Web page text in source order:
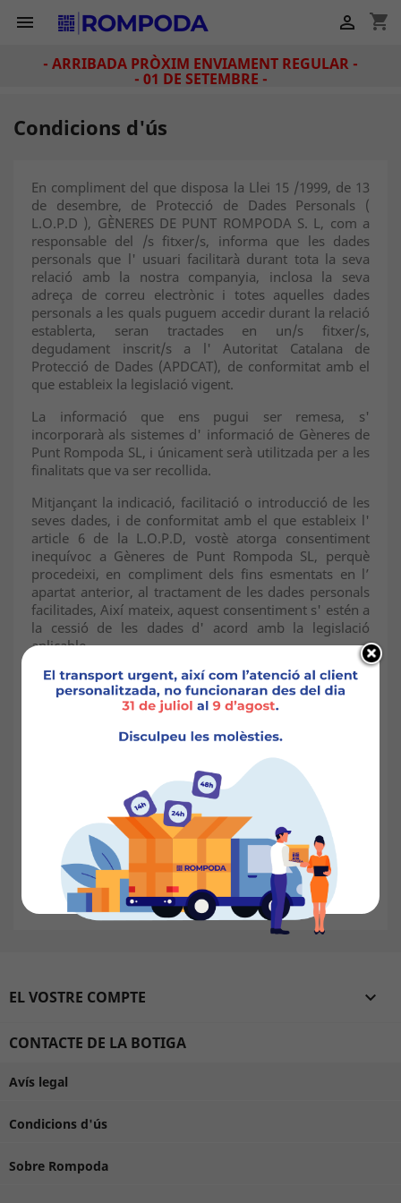
 shopping_cart

- ARRIBADA PRÒXIM ENVIAMENT REGULAR -
- 01 DE SETEMBRE -
Condicions d'ús
En compliment del que disposa la Llei 15 /1999, de 13
de desembre, de Protecció de Dades Personals (
L.O.P.D ), GÈNERES DE PUNT ROMPODA S. L, com a
responsable del /s fitxer/s, informa que les dades
personals que l' usuari facilitarà durant tota la seva
relació amb la nostra companyia, inclosa la seva
adreça de correu electrònic i totes aquelles dades
personals a les quals puguem accedir durant la relació
establerta, seran tractades en un/s fitxer/s,
degudament inscrit/s a l' Autoritat Catalana de
Protecció de Dades (APDCAT), de conformitat amb el
que estableix la legislació vigent.
La informació que ens pugui ser remesa, s'
incorporarà als sistemes d' informació de Gèneres de
Punt Rompoda SL, i únicament serà utilitzada per a les
finalitats que va ser recollida.
Mitjançant la indicació, facilitació o introducció de les
seves dades, i de conformitat amb el que estableix l'
article 6 de la L.O.P.D, vostè atorga consentiment
inequívoc a Gèneres de Punt Rompoda SL, perquè
procedeixi, en compliment dels fins esmentats en l’
apartat anterior, al tractament de les dades personals
facilitades, Així mateix, aquest consentiment s' estén a
la cessió de les dades d' acord amb la legislació
aplicable.
L' accés a les seves dades personals serà efectuat per
personal autoritzat i subjecte a una obligació de secret.
Les dades es tractaran de conformitat amb la L.O.P.D
15/1999 així com del Reial Decret 1702/2007 en el seu
desenvolupament, no podent- se utilitzar en cap cas
per a finalitats diferents de les aquí autoritzades ni
amb fins comercials o publicitaris. Tampoc es podran
En qualsevol moment vostè podrà exercitar els drets
d' accés, rectificació, oposició i, si escau, cancel·lació,
comunicant-ho per escrit amb indicació de les seves
dades a Gèneres de Punt Rompoda SL.
EL VOSTRE COMPTE 
CONTACTE DE LA BOTIGA
Avís legal
Condicions d'ús
Sobre Rompoda